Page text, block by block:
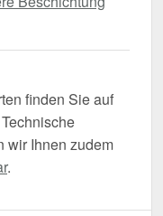
finden Sie auf
wir Ihnen zudem
.